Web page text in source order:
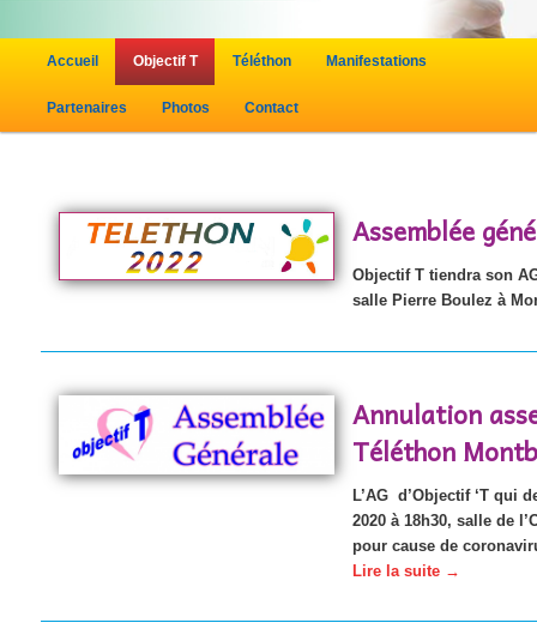
Aller au contenu principal
Aller au contenu secondaire
Accueil Objectif T Téléthon Manifestations
Partenaires Photos Contact
Assemblée
Objectif T tiendra son
salle Pierre Boulez à
Annulation
Téléthon
L’AG d’Objectif ‘T qui
2020 à 18h30, salle de
pour cause de
Lire la suite →